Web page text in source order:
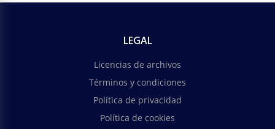
LEGAL
Licencias de archivos
Términos y condiciones
Política de privacidad
Política de cookies